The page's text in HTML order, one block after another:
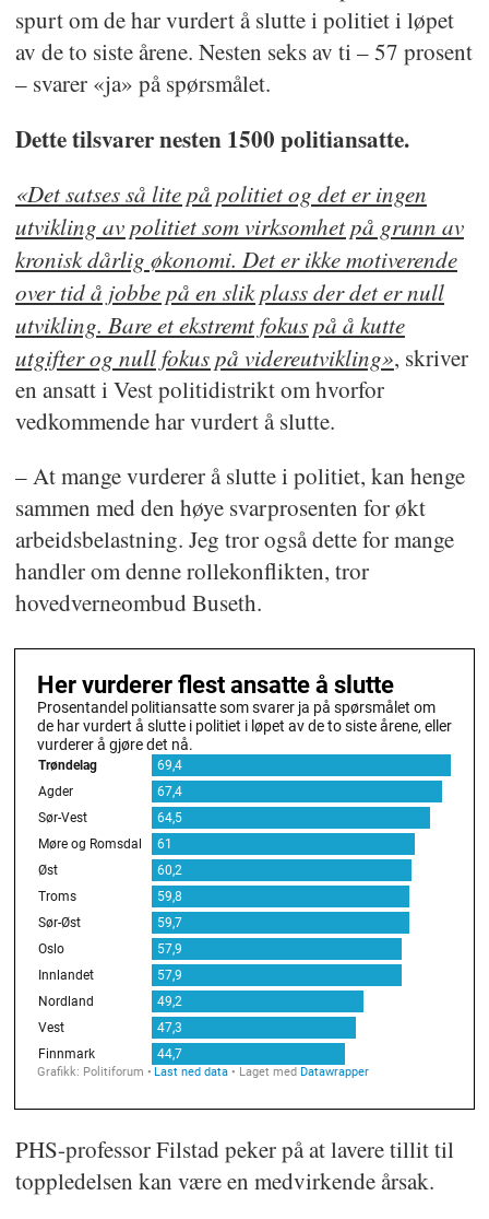
spurt om de har vurdert å slutte i politiet i løpet
av de to siste årene. Nesten seks av ti – 57 prosent
– svarer «ja» på spørsmålet.
Dette tilsvarer nesten 1500 politiansatte.
«Det satses så lite på politiet og det er ingen
utvikling av politiet som virksomhet på grunn av
kronisk dårlig økonomi. Det er ikke motiverende
over tid å jobbe på en slik plass der det er null
utvikling. Bare et ekstremt fokus på å kutte
utgifter og null fokus på videreutvikling», skriver
en ansatt i Vest politidistrikt om hvorfor
vedkommende har vurdert å slutte.
– At mange vurderer å slutte i politiet, kan henge
sammen med den høye svarprosenten for økt
arbeidsbelastning. Jeg tror også dette for mange
handler om denne rollekonflikten, tror
hovedverneombud Buseth.
PHS-professor Filstad peker på at lavere tillit til
toppledelsen kan være en medvirkende årsak.